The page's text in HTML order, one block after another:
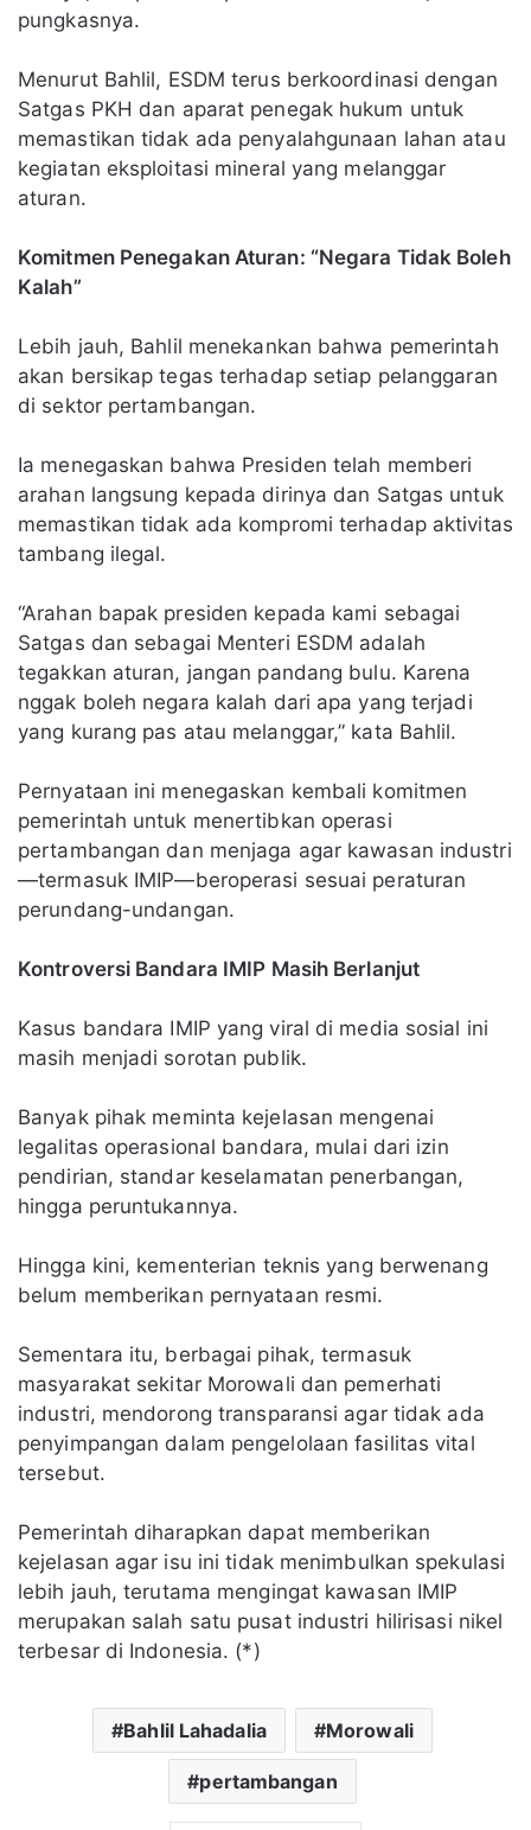
pungkasnya.
Menurut Bahlil, ESDM terus berkoordinasi dengan
Satgas PKH dan aparat penegak hukum untuk
memastikan tidak ada penyalahgunaan lahan atau
kegiatan eksploitasi mineral yang melanggar
aturan.
Komitmen Penegakan Aturan: “Negara Tidak Boleh
Kalah”
Lebih jauh, Bahlil menekankan bahwa pemerintah
akan bersikap tegas terhadap setiap pelanggaran
di sektor pertambangan.
Ia menegaskan bahwa Presiden telah memberi
arahan langsung kepada dirinya dan Satgas untuk
memastikan tidak ada kompromi terhadap aktivitas
tambang ilegal.
“Arahan bapak presiden kepada kami sebagai
Satgas dan sebagai Menteri ESDM adalah
tegakkan aturan, jangan pandang bulu. Karena
nggak boleh negara kalah dari apa yang terjadi
yang kurang pas atau melanggar,” kata Bahlil.
Pernyataan ini menegaskan kembali komitmen
pemerintah untuk menertibkan operasi
pertambangan dan menjaga agar kawasan industri
—termasuk IMIP—beroperasi sesuai peraturan
perundang-undangan.
Kontroversi Bandara IMIP Masih Berlanjut
Kasus bandara IMIP yang viral di media sosial ini
masih menjadi sorotan publik.
Banyak pihak meminta kejelasan mengenai
legalitas operasional bandara, mulai dari izin
pendirian, standar keselamatan penerbangan,
hingga peruntukannya.
Hingga kini, kementerian teknis yang berwenang
belum memberikan pernyataan resmi.
Sementara itu, berbagai pihak, termasuk
masyarakat sekitar Morowali dan pemerhati
industri, mendorong transparansi agar tidak ada
penyimpangan dalam pengelolaan fasilitas vital
tersebut.
Pemerintah diharapkan dapat memberikan
kejelasan agar isu ini tidak menimbulkan spekulasi
lebih jauh, terutama mengingat kawasan IMIP
merupakan salah satu pusat industri hilirisasi nikel
terbesar di Indonesia. (*)
Bahlil Lahadalia Morowali
pertambangan